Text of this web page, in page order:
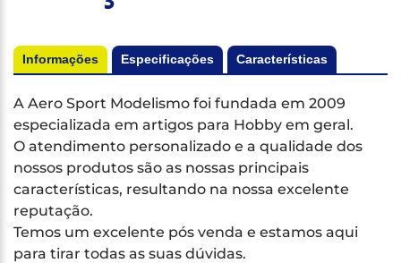
Informações Especificações Características
A Aero Sport Modelismo foi fundada em 2009
especializada em artigos para Hobby em geral.
O atendimento personalizado e a qualidade dos
nossos produtos são as nossas principais
características, resultando na nossa excelente
reputação.
Temos um excelente pós venda e estamos aqui
para tirar todas as suas dúvidas.